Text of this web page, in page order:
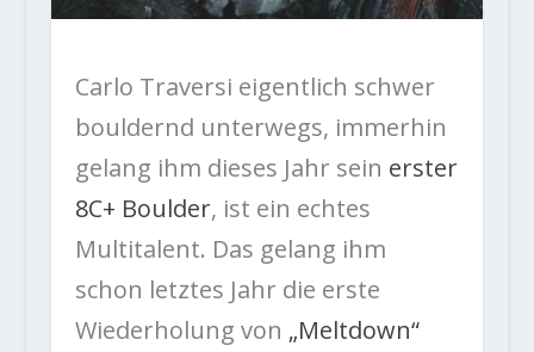
Carlo Traversi eigentlich schwer
bouldernd unterwegs, immerhin
gelang ihm dieses Jahr sein erster
8C+ Boulder, ist ein echtes
Multitalent. Das gelang ihm
schon letztes Jahr die erste
Wiederholung von „Meltdown“